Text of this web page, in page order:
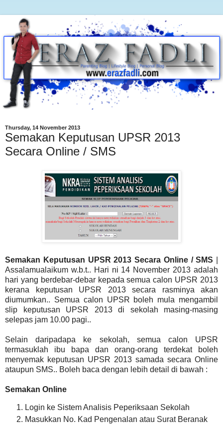
Thursday, 14 November 2013
Semakan Keputusan UPSR 2013
Secara Online / SMS
Semakan Keputusan UPSR 2013 Secara Online / SMS
Assalamualaikum w.b.t.. Hari ni 14 November 2013 adalah
hari yang berdebar-debar kepada semua calon UPSR 2013
kerana keputusan UPSR 2013 secara rasminya akan
diumumkan.. Semua calon UPSR boleh mula mengambil
slip keputusan UPSR 2013 di sekolah masing-masing
selepas jam 10.00 pagi..
Selain daripadapa ke sekolah, semua calon UPSR
termasuklah ibu bapa dan orang-orang terdekat boleh
menyemak keputusan UPSR 2013 samada secara Online
ataupun SMS.. Boleh baca dengan lebih detail di bawah :
Semakan Online
Login ke Sistem Analisis Peperiksaan Sekolah
Masukkan No. Kad Pengenalan atau Surat Beranak